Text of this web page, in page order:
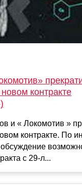
контракте
и « Локомотив »
контракте. По
с 29-л...